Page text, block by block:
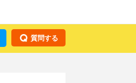
質問する